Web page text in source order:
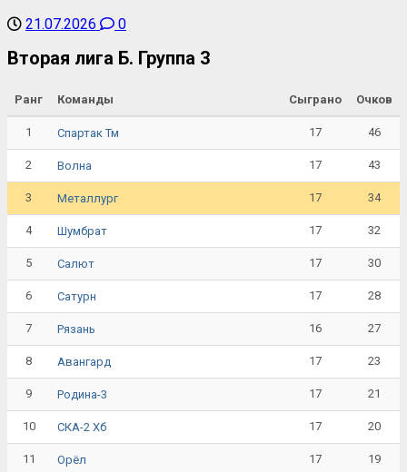
21.07.2026 0
Вторая лига Б. Группа 3
Ранг Команды Сыграно Очков
1 Спартак Тм 17 46
2 Волна 17 43
3 Металлург 17 34
4 Шумбрат 17 32
5 Салют 17 30
6 Сатурн 17 28
7 Рязань 16 27
8 Авангард 17 23
9 Родина-3 17 21
10 СКА-2 Хб 17 20
11 Орёл 17 19